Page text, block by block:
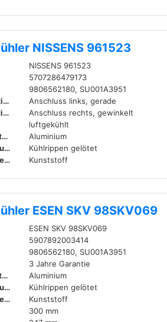
NISSENS 961523
NISSENS 961523
5707286479173
9806562180, SU001A3951
Ergänzungsartikel / Ergänzende Info:
Anschluss links, gerade
Ergänzungsartikel / Ergänzende Info:
Anschluss rechts, gewinkelt
luftgekühlt
Kühlrippenmaterial:
Aluminium
Kühlerausführung:
Kühlrippen gelötet
Material Wasserkasten (Kühler):
Kunststoff
ESEN SKV 98SKV069
ESEN SKV 98SKV069
5907892003414
9806562180, SU001A3951
3 Jahre Garantie
Kühlrippenmaterial:
Aluminium
Kühlerausführung:
Kühlrippen gelötet
Material Wasserkasten (Kühler):
Kunststoff
300 mm